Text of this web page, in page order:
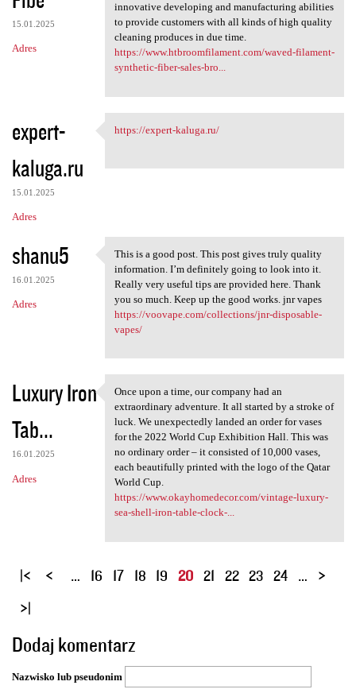
15.01.2025
Adres
innovative developing and manufacturing abilities
to provide customers with all kinds of high quality
cleaning produces in due time.
https://www.htbroomfilament.com/waved-filament-
synthetic-fiber-sales-bro...
expert-
kaluga.ru
15.01.2025
Adres
https://expert-kaluga.ru/
https://expert-kaluga.ru/
shanu5
16.01.2025
Adres
This is a good post. This
This is a good post. This post gives truly quality
information. I’m definitely going to look into it.
Really very useful tips are provided here. Thank
you so much. Keep up the good works. jnr vapes
https://voovape.com/collections/jnr-disposable-
vapes/
Luxury Iron
Tab...
16.01.2025
Adres
Once upon a time, our company
Once upon a time, our company had an
extraordinary adventure. It all started by a stroke of
luck. We unexpectedly landed an order for vases
for the 2022 World Cup Exhibition Hall. This was
no ordinary order – it consisted of 10,000 vases,
each beautifully printed with the logo of the Qatar
World Cup.
https://www.okayhomedecor.com/vintage-luxury-
sea-shell-iron-table-clock-...
S
o
n
y
… 16 17 18 19 20 21 22 23 24 …
Dodaj komentarz
Nazwisko lub pseudonim